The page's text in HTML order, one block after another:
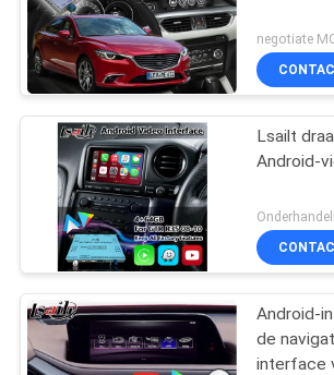
negotiate
Lsailt
Android-
Android-
de
interface